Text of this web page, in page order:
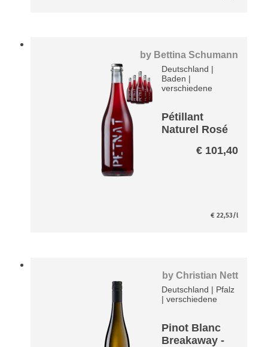
by Bettina Schumann
Deutschland |
Baden |
verschiedene
Pétillant
Naturel Rosé
€101,40
€ 22,53/l
by Christian Nett
Deutschland | Pfalz
|verschiedene
Pinot Blanc
Breakaway -